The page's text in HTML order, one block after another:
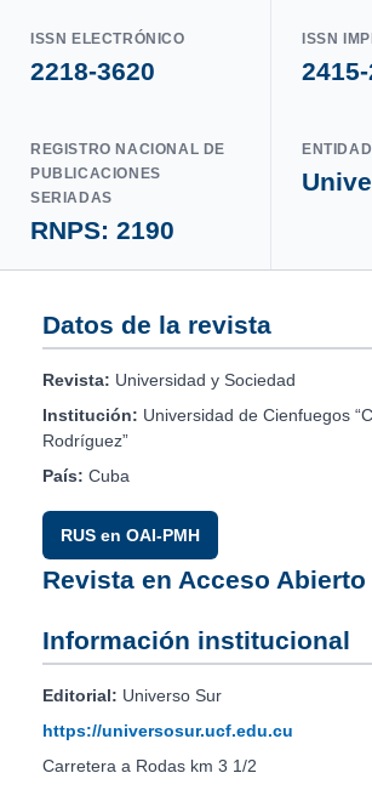
ISSN ELECTRÓNICO
2218-3620
ISSN
REGISTRO NACIONAL DE
PUBLICACIONES
SERIADAS
RNPS: 2190
Datos de la revista
Revista: Universidad y Sociedad
Institución: Universidad de Cienfuegos
Rodríguez”
País: Cuba
RUS en OAI-PMH
Revista en Acceso Abierto
Información institucional
Editorial: Universo Sur
https://universosur.ucf.edu.cu
Carretera a Rodas km 3 1/2